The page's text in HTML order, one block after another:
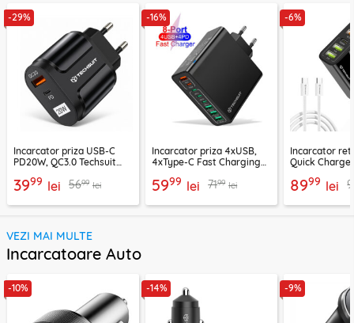
-29%
Incarcator priza USB-C
PD20W, QC3.0 Techsuit
CHPD038
3999 lei 5699 lei
-16%
Incarcator priza 4xUSB,
4xType-C Fast Charging
negru, CHPD224
5999 lei 7199 lei
-6%
Incarcator
Quick Charge
CHC2
8999 lei
VEZI MAI MULTE
Incarcatoare Auto
-10% -14% -9%